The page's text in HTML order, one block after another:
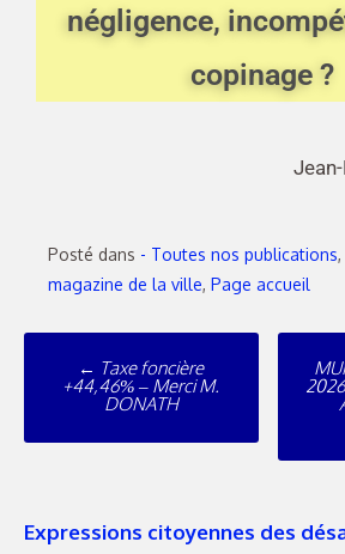
négligence,
copinage ?
Posté dans - Toutes nos publications,
magazine de la ville, Page accueil
← Taxe foncière
+44,46% – Merci M.
DONATH
Expressions citoyennes des